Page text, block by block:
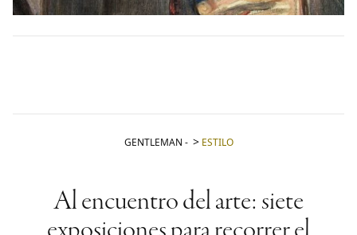
GENTLEMAN - ESTILO
Al encuentro del arte: siete